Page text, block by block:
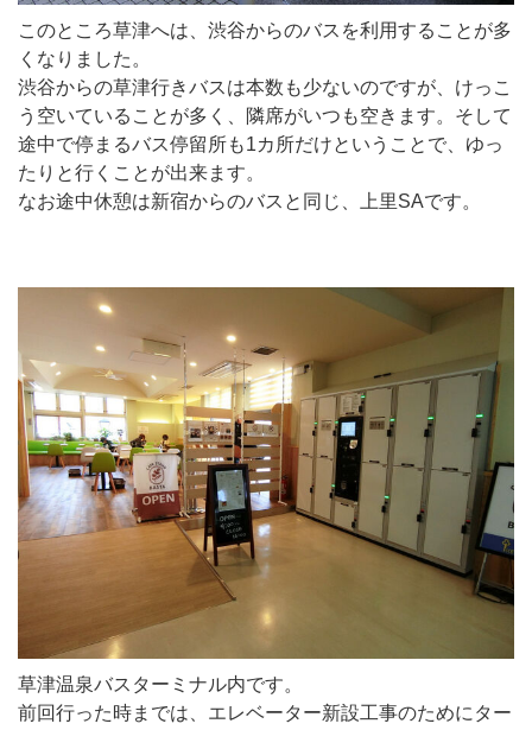
このところ草津へは、渋谷からのバスを利用することが多
くなりました。
渋谷からの草津行きバスは本数も少ないのですが、けっこ
う空いていることが多く、隣席がいつも空きます。そして
途中で停まるバス停留所も1カ所だけということで、ゆっ
たりと行くことが出来ます。
なお途中休憩は新宿からのバスと同じ、上里SAです。
草津温泉バスターミナル内です。
前回行った時までは、エレベーター新設工事のためにター